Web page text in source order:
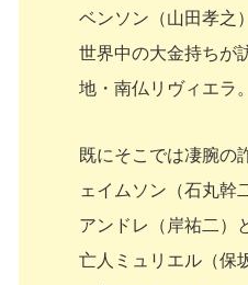
ベンソン（山田孝之
世界中の大金持ちが
地・南仏リヴィエラ。
既にそこでは凄腕の
ェイムソン（石丸幹
アンドレ（岸祐二）
亡人ミュリエル（保